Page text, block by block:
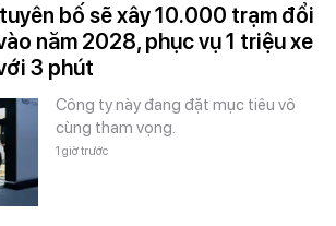
bố sẽ xây 10.000 trạm đổi
năm 2028, phục vụ 1 triệu xe
3 phút
Công ty này đang đặt mục tiêu vô
cùng tham vọng.
1 giờ trước